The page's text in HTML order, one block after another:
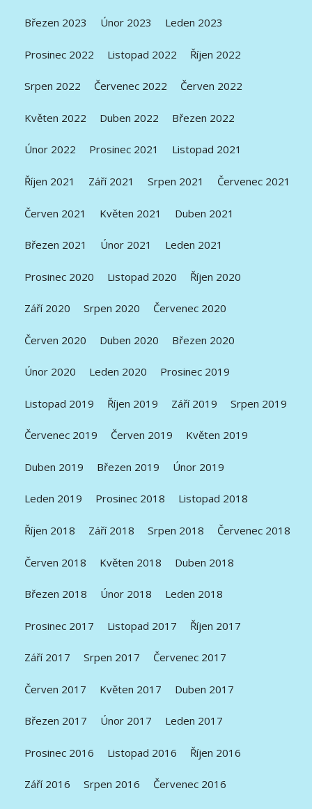
Březen 2023 Únor 2023 Leden 2023
Prosinec 2022 Listopad 2022 Říjen 2022
Srpen 2022 Červenec 2022 Červen 2022
Květen 2022 Duben 2022 Březen 2022
Únor 2022 Prosinec 2021 Listopad 2021
Říjen 2021 Září 2021 Srpen 2021 Červenec 2021
Červen 2021 Květen 2021 Duben 2021
Březen 2021 Únor 2021 Leden 2021
Prosinec 2020 Listopad 2020 Říjen 2020
Září 2020 Srpen 2020 Červenec 2020
Červen 2020 Duben 2020 Březen 2020
Únor 2020 Leden 2020 Prosinec 2019
Listopad 2019 Říjen 2019 Září 2019 Srpen 2019
Červenec 2019 Červen 2019 Květen 2019
Duben 2019 Březen 2019 Únor 2019
Leden 2019 Prosinec 2018 Listopad 2018
Říjen 2018 Září 2018 Srpen 2018 Červenec 2018
Červen 2018 Květen 2018 Duben 2018
Březen 2018 Únor 2018 Leden 2018
Prosinec 2017 Listopad 2017 Říjen 2017
Září 2017 Srpen 2017 Červenec 2017
Červen 2017 Květen 2017 Duben 2017
Březen 2017 Únor 2017 Leden 2017
Prosinec 2016 Listopad 2016 Říjen 2016
Září 2016 Srpen 2016 Červenec 2016